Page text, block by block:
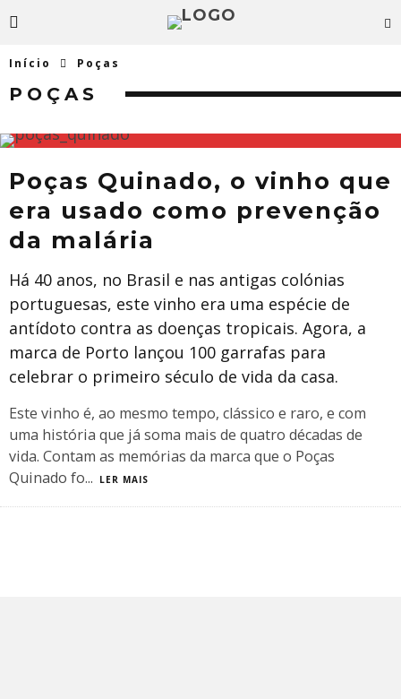
Início Poças
POÇAS
Poças Quinado, o vinho que
era usado como prevenção
da malária
Há 40 anos, no Brasil e nas antigas colónias
portuguesas, este vinho era uma espécie de
antídoto contra as doenças tropicais. Agora, a
marca de Porto lançou 100 garrafas para
celebrar o primeiro século de vida da casa.
Este vinho é, ao mesmo tempo, clássico e raro, e com
uma história que já soma mais de quatro décadas de
vida. Contam as memórias da marca que o Poças
Quinado fo... LER MAIS